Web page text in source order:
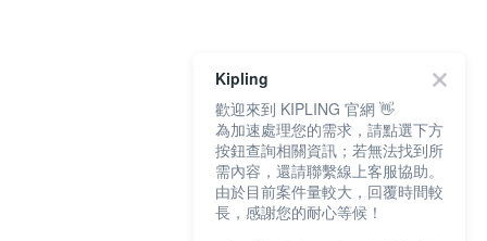
Kipling
歡迎來到 KIPLING 官網 👋
為加速處理您的需求，請點選下方
按鈕查詢相關資訊；若無法找到所
需內容，還請聯繫線上客服協助。
由於目前案件量較大，回覆時間較
長，感謝您的耐心等候！